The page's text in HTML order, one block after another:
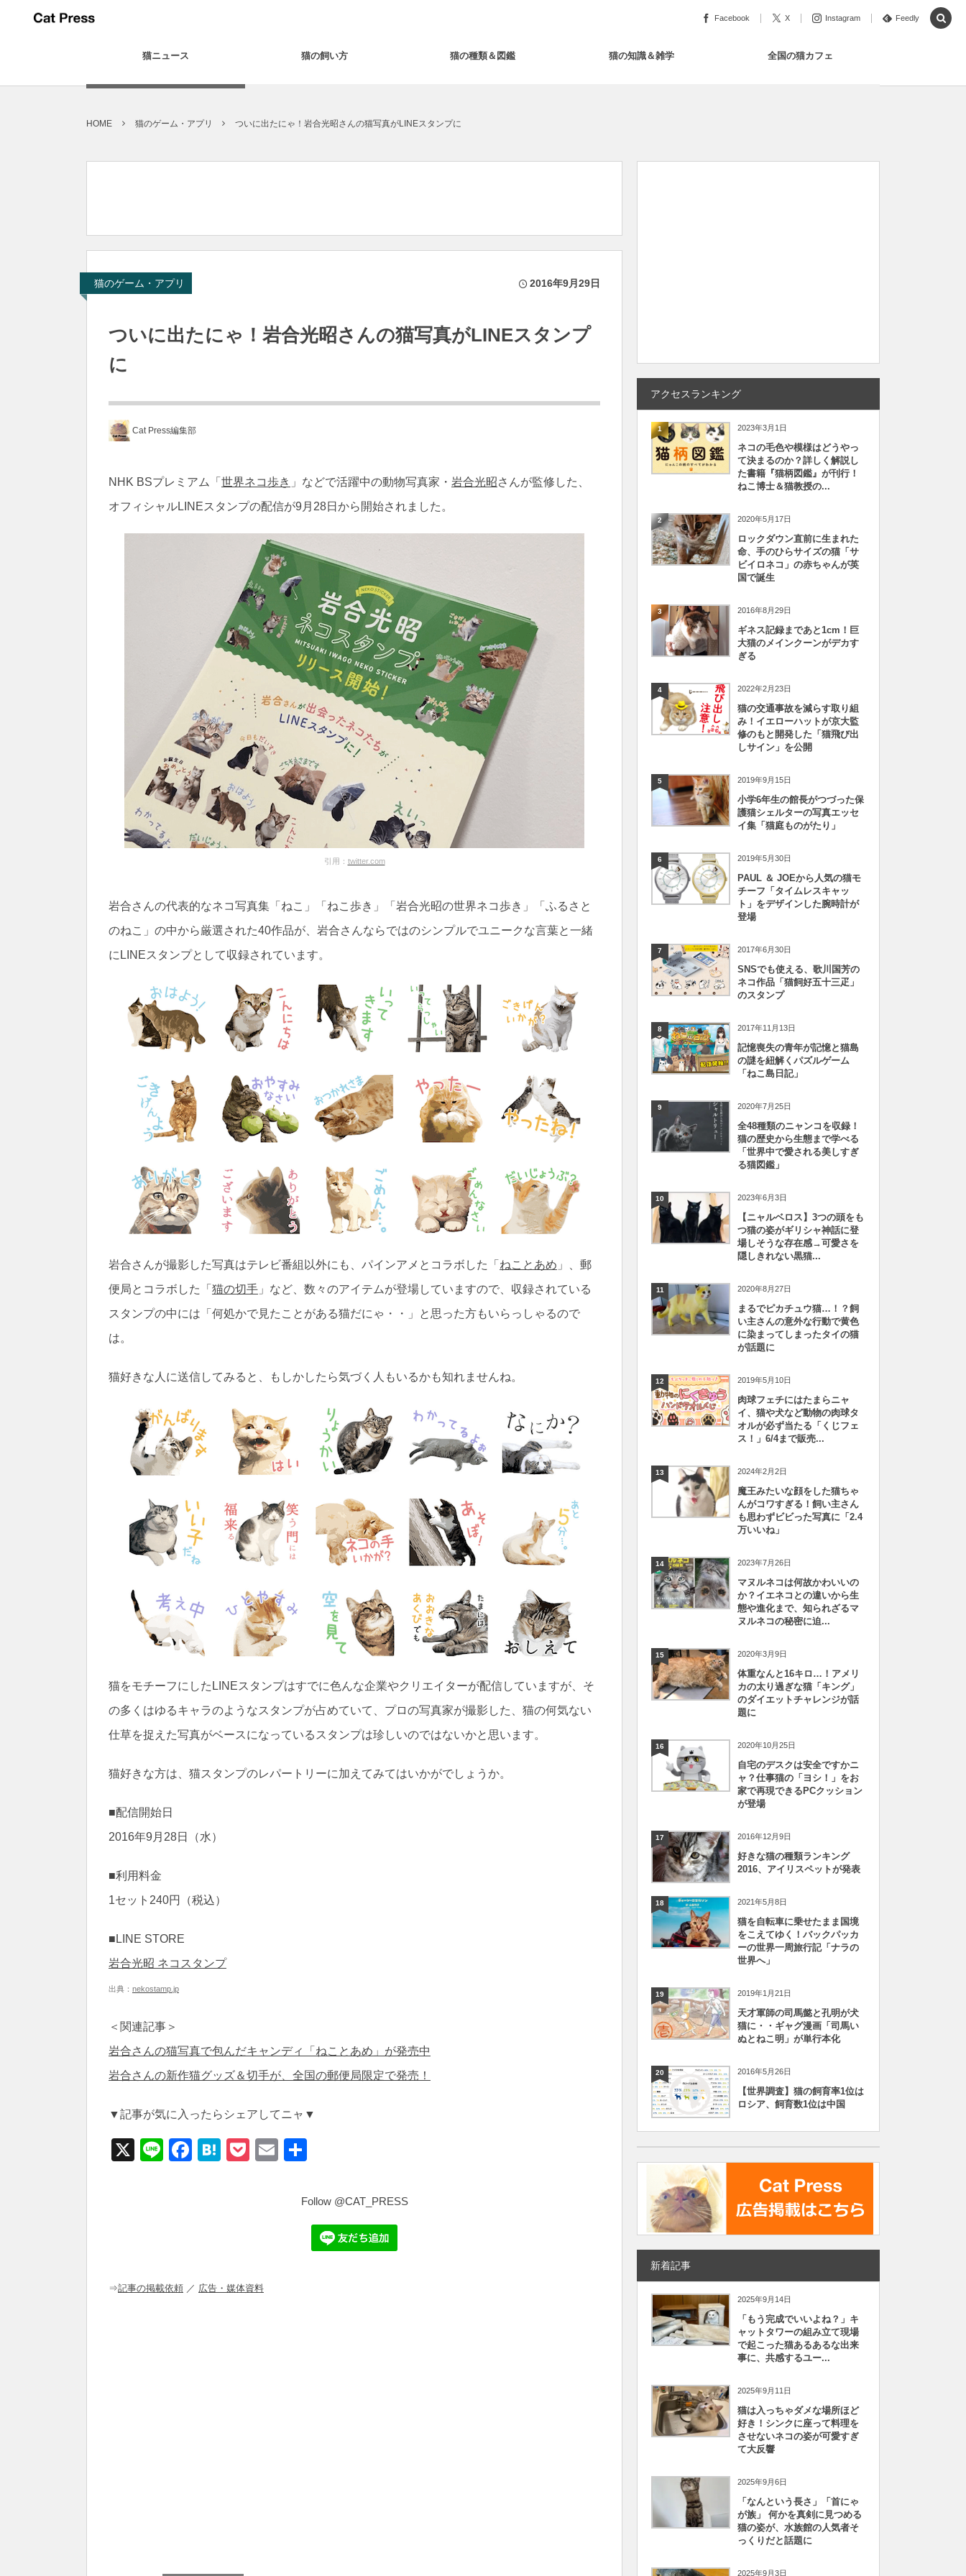
Facebook X Instagram Feedly
猫ニュース 猫の飼い方 猫の種類＆図鑑 猫の知識＆雑学 全国の猫カフェ
HOME 猫のゲーム・アプリ ついに出たにゃ！岩合光昭さんの猫写真がLINEスタンプに
猫のゲーム・アプリ 2016年9月29日
ついに出たにゃ！岩合光昭さんの猫写真がLINEスタンプ
に
Cat Press編集部
NHK BSプレミアム「 世界ネコ歩き 」などで活躍中の動物写真家・ 岩合光昭さんが監修した、
オフィシャルLINEスタンプの配信が9月28日から開始されました。
引用： twitter.com
岩合さんの代表的なネコ写真集「ねこ」「ねこ歩き」「岩合光昭の世界ネコ歩き」「ふるさと
のねこ」の中から厳選された40作品が、岩合さんならではのシンプルでユニークな言葉と一緒
にLINEスタンプとして収録されています。
岩合さんが撮影した写真はテレビ番組以外にも、パインアメとコラボした「 ねことあめ 」、郵
便局とコラボした「 猫の切手 」など、数々のアイテムが登場していますので、収録されている
スタンプの中には「何処かで見たことがある猫だにゃ・・」と思った方もいらっしゃるので
は。
猫好きな人に送信してみると、もしかしたら気づく人もいるかも知れませんね。
猫をモチーフにしたLINEスタンプはすでに色んな企業やクリエイターが配信していますが、そ
の多くはゆるキャラのようなスタンプが占めていて、プロの写真家が撮影した、猫の何気ない
仕草を捉えた写真がベースになっているスタンプは珍しいのではないかと思います。
猫好きな方は、猫スタンプのレパートリーに加えてみてはいかがでしょうか。
■配信開始日
2016年9月28日（水）
■利用料金
1セット240円（税込）
■LINE STORE
岩合光昭 ネコスタンプ
出典： nekostamp.jp
＜関連記事＞
岩合さんの猫写真で包んだキャンディ「ねことあめ」が発売中
岩合さんの新作猫グッズ＆切手が、全国の郵便局限定で発売！
▼記事が気に入ったらシェアしてニャ▼
X
Li
F
o
H
P
E
アクセスランキング
1 2023年3月1日
ネコの毛色や模様はどうやっ
て決まるのか？詳しく解説し
た書籍『猫柄図鑑』が刊行！
ねこ博士＆猫教授の...
2 2020年5月17日
ロックダウン直前に生まれた
命、手のひらサイズの猫「サ
ビイロネコ」の赤ちゃんが英
国で誕生
3 2016年8月29日
ギネス記録まであと1cm！巨
大猫のメインクーンがデカす
ぎる
4 2022年2月23日
猫の交通事故を減らす取り組
み！イエローハットが京大監
修のもと開発した「猫飛び出
しサイン」を公開
5 2019年9月15日
小学6年生の館長がつづった保
護猫シェルターの写真エッセ
イ集「猫庭ものがたり」
6 2019年5月30日
PAUL ＆ JOEから人気の猫モ
チーフ「タイムレスキャッ
ト」をデザインした腕時計が
登場
7 2017年6月30日
SNSでも使える、歌川国芳の
ネコ作品「猫飼好五十三疋」
のスタンプ
8 2017年11月13日
記憶喪失の青年が記憶と猫島
の謎を紐解くパズルゲーム
「ねこ島日記」
9 2020年7月25日
全48種類のニャンコを収録！
猫の歴史から生態まで学べる
「世界中で愛される美しすぎ
る猫図鑑」
10 2023年6月3日
【ニャルベロス】3つの頭をも
つ猫の姿がギリシャ神話に登
場しそうな存在感→可愛さを
隠しきれない黒猫...
11 2020年8月27日
まるでピカチュウ猫…！？飼
い主さんの意外な行動で黄色
に染まってしまったタイの猫
が話題に
12 2019年5月10日
肉球フェチにはたまらニャ
イ、猫や犬など動物の肉球タ
オルが必ず当たる「くじフェ
ス！」6/4まで販売...
13 2024年2月2日
魔王みたいな顔をした猫ちゃ
んがコワすぎる！飼い主さん
も思わずビビった写真に「2.4
万いいね」
14 2023年7月26日
マヌルネコは何故かわいいの
か？イエネコとの違いから生
態や進化まで、知られざるマ
ヌルネコの秘密に迫...
15 2020年3月9日
体重なんと16キロ…！アメリ
カの太り過ぎな猫「キング」
のダイエットチャレンジが話
題に
16 2020年10月25日
自宅のデスクは安全ですかニ
ャ？仕事猫の「ヨシ！」をお
家で再現できるPCクッション
が登場
17 2016年12月9日
好きな猫の種類ランキング
2016、アイリスペットが発表
18 2021年5月8日
猫を自転車に乗せたまま国境
をこえてゆく！バックパッカ
ーの世界一周旅行記「ナラの
世界へ」
19 2019年1月21日
天才軍師の司馬懿と孔明が犬
猫に・・ギャグ漫画「司馬い
ぬとねこ明」が単行本化
20 2016年5月26日
【世界調査】猫の飼育率1位は
ロシア、飼育数1位は中国
新着記事
2025年9月14日
「もう完成でいいよね？」キ
ャットタワーの組み立て現場
で起こった猫あるあるな出来
事に、共感するユー...
2025年9月11日
猫は入っちゃダメな場所ほど
好き！シンクに座って料理を
させないネコの姿が可愛すぎ
て大反響
2025年9月6日
「なんという長さ」「首にゃ
が族」 何かを真剣に見つめる
猫の姿が、水族館の人気者そ
っくりだと話題に
2025年9月3日